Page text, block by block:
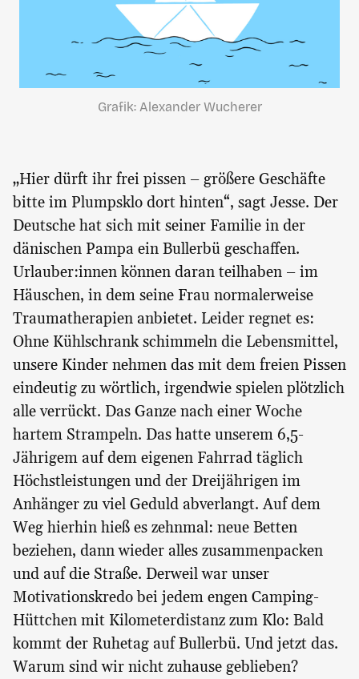
Grafik: Alexander Wucherer
„Hier dürft ihr frei pissen – größere Geschäfte
bitte im Plumpsklo dort hinten“, sagt Jesse. Der
Deutsche hat sich mit seiner Familie in der
dänischen Pampa ein Bullerbü geschaffen.
Urlauber:innen können daran teilhaben – im
Häuschen, in dem seine Frau normalerweise
Traumatherapien anbietet. Leider regnet es:
Ohne Kühlschrank schimmeln die Lebensmittel,
unsere Kinder nehmen das mit dem freien Pissen
eindeutig zu wörtlich, irgendwie spielen plötzlich
alle verrückt. Das Ganze nach einer Woche
hartem Strampeln. Das hatte unserem 6,5-
Jährigem auf dem eigenen Fahrrad täglich
Höchstleistungen und der Dreijährigen im
Anhänger zu viel Geduld abverlangt. Auf dem
Weg hierhin hieß es zehnmal: neue Betten
beziehen, dann wieder alles zusammenpacken
und auf die Straße. Derweil war unser
Motivationskredo bei jedem engen Camping-
Hüttchen mit Kilometerdistanz zum Klo: Bald
kommt der Ruhetag auf Bullerbü. Und jetzt das.
Warum sind wir nicht zuhause geblieben?